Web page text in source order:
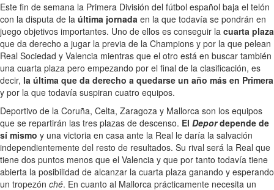
Este fin de semana la Primera División del fútbol español baja el telón
con la disputa de la última jornada en la que todavía se pondrán en
juego objetivos importantes. Uno de ellos es conseguir la cuarta plaza
que da derecho a jugar la previa de la Champions y por la que pelean
Real Sociedad y Valencia mientras que el otro está en buscar también
una cuarta plaza pero empezando por el final de la clasificación, es
decir, la última que da derecho a quedarse un año más en Primera
y por la que todavía suspiran cuatro equipos.
Deportivo de la Coruña, Celta, Zaragoza y Mallorca son los equipos
que se repartirán las tres plazas de descenso. El Depordepende de
sí mismo y una victoria en casa ante la Real le daría la salvación
independientemente del resto de resultados. Su rival será la Real que
tiene dos puntos menos que el Valencia y que por tanto todavía tiene
abierta la posibilidad de alcanzar la cuarta plaza ganando y esperando
un tropezón ché. En cuanto al Mallorca prácticamente necesita un